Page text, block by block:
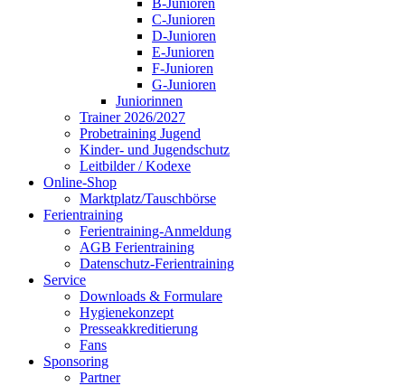
B-Junioren
C-Junioren
D-Junioren
E-Junioren
F-Junioren
G-Junioren
Juniorinnen
Trainer 2026/2027
Probetraining Jugend
Kinder- und Jugendschutz
Leitbilder / Kodexe
Online-Shop
Marktplatz/Tauschbörse
Ferientraining
Ferientraining-Anmeldung
AGB Ferientraining
Datenschutz-Ferientraining
Service
Downloads & Formulare
Hygienekonzept
Presseakkreditierung
Fans
Sponsoring
Partner